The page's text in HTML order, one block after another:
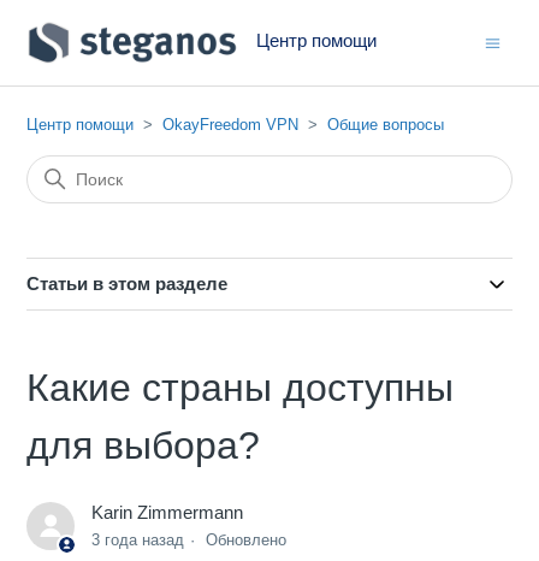
Центр помощи
Центр помощи OkayFreedom VPN Общие вопросы
Статьи в этом разделе
Какие страны доступны
для выбора?
Karin Zimmermann
3 года назад Обновлено